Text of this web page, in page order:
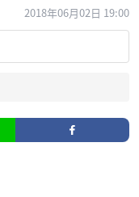
2018年06月02日 19:00